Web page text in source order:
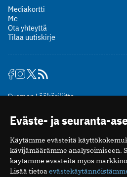
Mediakortti
Me
Ota yhteyttä
Tilaa uutiskirje
Suomen Lääkäriliitto
00510 Helsinki
puh. (09) 393 091
toimitus@potilaanlaakarilehti.fi
ISSN 2323-9476
Eväste- ja seuranta-
Käytämme evästeitä
kävijämäärämme analysoimiseen.
käytämme evästeitä myös
Lisää tietoa